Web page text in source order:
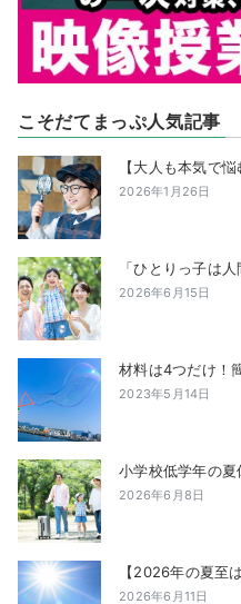
こそだてまっぷ人気記事
【大人も本気で
2026年1月26日
「ひとりっ子は
2026年6月15日
材料は4つだけ！
2023年5月14日
小学校低学年の
2026年6月8日
【2026年の夏至
2026年6月11日